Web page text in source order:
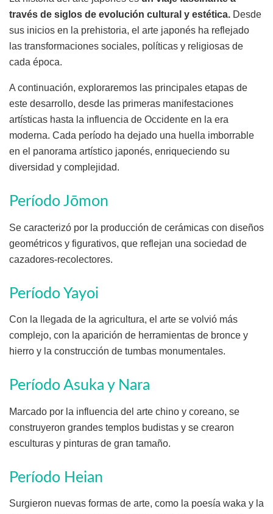
través de siglos de evolución cultural y estética. Desde
sus inicios en la prehistoria, el arte japonés ha reflejado
las transformaciones sociales, políticas y religiosas de
cada época.
A continuación, exploraremos las principales etapas de
este desarrollo, desde las primeras manifestaciones
artísticas hasta la influencia de Occidente en la era
moderna. Cada período ha dejado una huella imborrable
en el panorama artístico japonés, enriqueciendo su
diversidad y complejidad.
Período Jōmon
Se caracterizó por la producción de cerámicas con diseños
geométricos y figurativos, que reflejan una sociedad de
cazadores-recolectores.
Período Yayoi
Con la llegada de la agricultura, el arte se volvió más
complejo, con la aparición de herramientas de bronce y
hierro y la construcción de tumbas monumentales.
Período Asuka y Nara
Marcado por la influencia del arte chino y coreano, se
construyeron grandes templos budistas y se crearon
esculturas y pinturas de gran tamaño.
Período Heian
Surgieron nuevas formas de arte, como la poesía waka y la